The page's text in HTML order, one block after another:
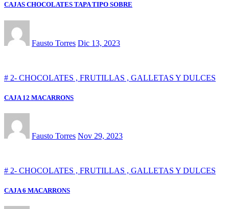
CAJAS CHOCOLATES TAPA TIPO SOBRE
Fausto Torres Dic 13, 2023
# 2- CHOCOLATES , FRUTILLAS , GALLETAS Y DULCES
CAJA 12 MACARRONS
Fausto Torres Nov 29, 2023
# 2- CHOCOLATES , FRUTILLAS , GALLETAS Y DULCES
CAJA 6 MACARRONS